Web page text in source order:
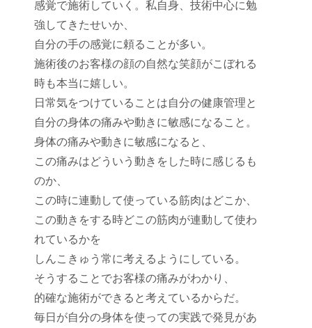
感覚で施術していく。私自身、技術中心に勉
強してきたせいか、
自分の手の感覚に頼ることが多い。
施術後のお客様の顔の自然な笑顔がこぼれる
時も本当に嬉しい。
日常気をつけていることは自分の健康管理と
自分の身体の痛みや動きに敏感になること。
身体の痛みや動きに敏感になると、
この痛みはどういう動きをした時に感じるも
のか、
この時に連動して使っている筋肉はどこか、
この動きをする時どこの筋肉が連動して使わ
れているかを
しんこきゅう常に考えるようにしている。
そうすることでお客様の痛みがわかり、
的確な施術ができると考えているからだ。
毎日が自分の身体を使っての実践で発見があ